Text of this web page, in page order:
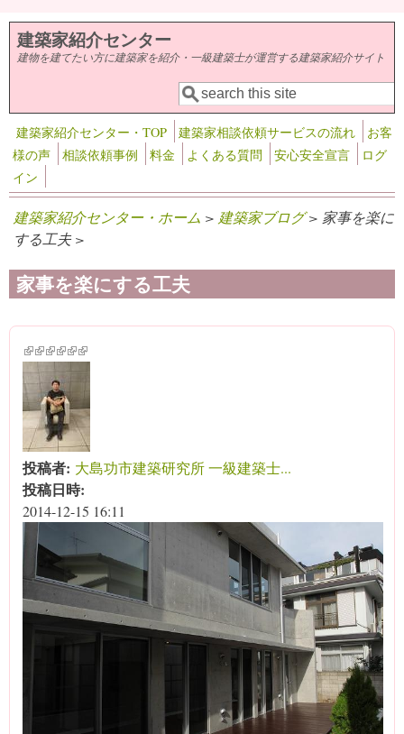
メインコンテンツに移動
建築家紹介センター
建物を建てたい方に建築家を紹介・一級建築士が運営する建築家紹介サイト
検索フォーム
検索
建築家紹介センター・TOP 建築家相談依頼サービスの流れ
お客
様の声
相談依頼事例 料金 よくある質問 安心安全宣言
ログ
イン
建築家紹介センター・ホーム > 建築家ブログ> 家事を楽に
する工夫 >
家事を楽にする工夫
(link is external)
(link is external)
(link is external)
(link is external)
(link is external)
(link is external)
投稿者: 大島功市建築研究所 一級建築士...
投稿日時:
2014-12-15 16:11